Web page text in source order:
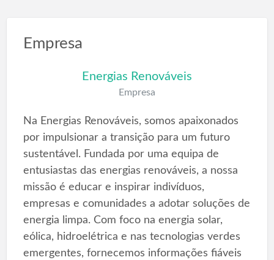
Empresa
Energias Renováveis
Empresa
Na Energias Renováveis, somos apaixonados
por impulsionar a transição para um futuro
sustentável. Fundada por uma equipa de
entusiastas das energias renováveis, a nossa
missão é educar e inspirar indivíduos,
empresas e comunidades a adotar soluções de
energia limpa. Com foco na energia solar,
eólica, hidroelétrica e nas tecnologias verdes
emergentes, fornecemos informações fiáveis